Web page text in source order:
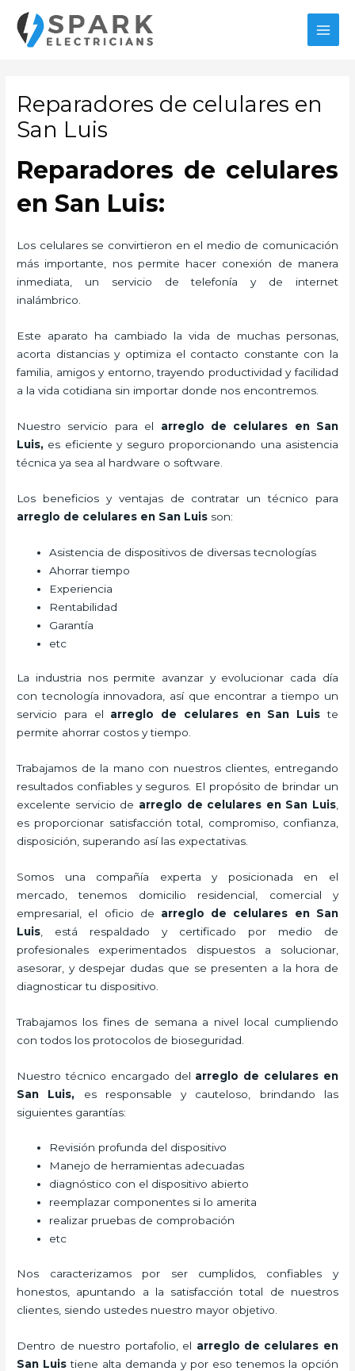
contenido
Reparadores de celulares en
San Luis
Reparadores de celulares
en San Luis:
Los celulares se convirtieron en el medio de comunicación
más importante, nos permite hacer conexión de manera
inmediata, un servicio de telefonía y de internet
inalámbrico.
Este aparato ha cambiado la vida de muchas personas,
acorta distancias y optimiza el contacto constante con la
familia, amigos y entorno, trayendo productividad y facilidad
a la vida cotidiana sin importar donde nos encontremos.
Nuestro servicio para el arreglo de celulares en San
Luis, es eficiente y seguro proporcionando una asistencia
técnica ya sea al hardware o software.
Los beneficios y ventajas de contratar un técnico para
arreglo de celulares en San Luis son:
Asistencia de dispositivos de diversas tecnologías
Ahorrar tiempo
Experiencia
Rentabilidad
Garantía
etc
La industria nos permite avanzar y evolucionar cada día
con tecnología innovadora, así que encontrar a tiempo un
servicio para el arreglo de celulares en San Luis te
permite ahorrar costos y tiempo.
Trabajamos de la mano con nuestros clientes, entregando
resultados confiables y seguros. El propósito de brindar un
excelente servicio de arreglo de celulares en San Luis,
es proporcionar satisfacción total, compromiso, confianza,
disposición, superando así las expectativas.
Somos una compañía experta y posicionada en el
mercado, tenemos domicilio residencial, comercial y
empresarial, el oficio de arreglo de celulares en San
Luis , está respaldado y certificado por medio de
profesionales experimentados dispuestos a solucionar,
asesorar, y despejar dudas que se presenten a la hora de
diagnosticar tu dispositivo.
Trabajamos los fines de semana a nivel local cumpliendo
con todos los protocolos de bioseguridad.
Nuestro técnico encargado del arreglo de celulares en
San Luis, es responsable y cauteloso, brindando las
siguientes garantías:
Revisión profunda del dispositivo
Manejo de herramientas adecuadas
diagnóstico con el dispositivo abierto
reemplazar componentes si lo amerita
realizar pruebas de comprobación
etc
Nos caracterizamos por ser cumplidos, confiables y
honestos, apuntando a la satisfacción total de nuestros
clientes, siendo ustedes nuestro mayor objetivo.
Dentro de nuestro portafolio, el arreglo de celulares en
San Luis tiene alta demanda y por eso tenemos la opción